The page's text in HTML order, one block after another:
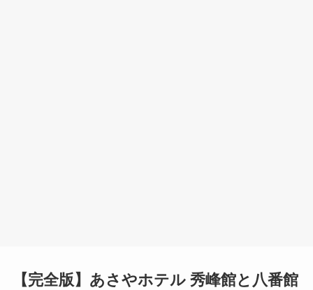
【完全版】あさやホテル 秀峰館と八番館